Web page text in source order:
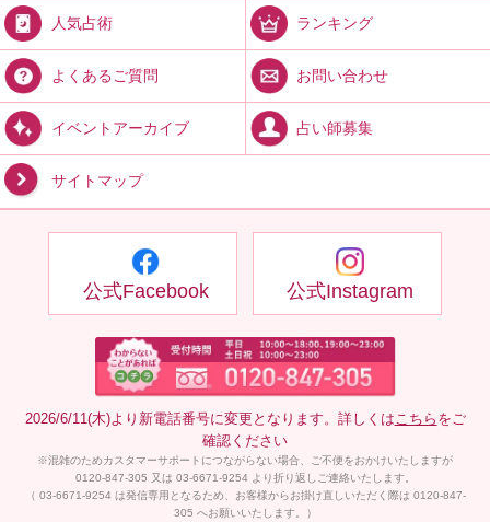
人気占術 ランキング
よくあるご質問 お問い合わせ
イベントアーカイブ 占い師募集
サイトマップ
公式Facebook 公式Instagram
2026/6/11(木)より新電話番号に変更となります。詳しくは こちら をご
確認ください
※混雑のためカスタマーサポートにつながらない場合、ご不便をおかけいたしますが
0120-847-305 又は 03-6671-9254 より折り返しご連絡いたします。
（ 03-6671-9254 は発信専用となるため、お客様からお掛け直しいただく際は 0120-847-
305 へお願いいたします。）